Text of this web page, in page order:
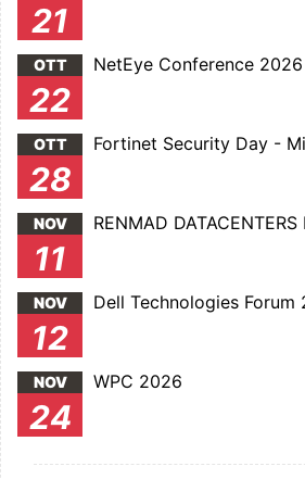
21
OTT
22
NetEye Conference 2026
OTT
28
Fortinet Security Day -
NOV
11
RENMAD
NOV
12
Dell Technologies Forum
NOV
24
WPC 2026